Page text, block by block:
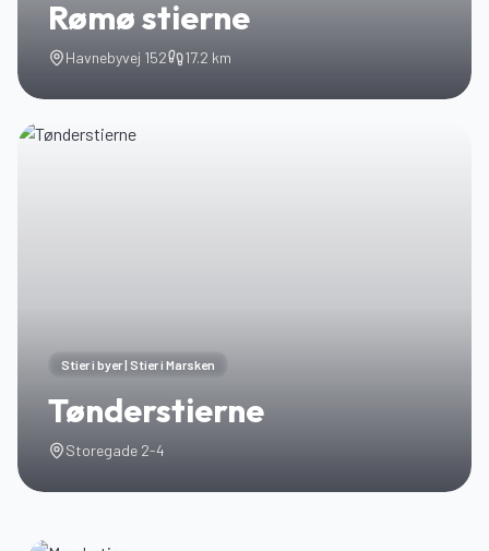
Rømø stierne
Havnebyvej 152 17.2 km
Stier i byer | Stier i Marsken
Tønderstierne
Storegade 2-4